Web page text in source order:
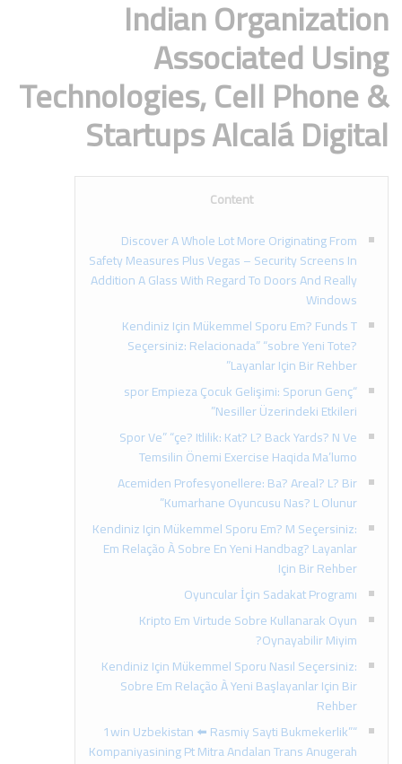
Indian Organization
Associated Using
Technologies, Cell Phone &
Startups Alcalá Digital
Content
Discover A Whole Lot More Originating From
Safety Measures Plus Vegas – Security Screens In
Addition A Glass With Regard To Doors And Really
Windows
Kendiniz Için Mükemmel Sporu Em? Funds T
Seçersiniz: Relacionada” “sobre Yeni Tote?
Layanlar Için Bir Rehber”
“spor Empieza Çocuk Gelişimi: Sporun Genç
Nesiller Üzerindeki Etkileri”
Spor Ve” “çe? Itlilik: Kat? L? Back Yards? N Ve
Temsilin Önemi Exercise Haqida Ma’lumo
Acemiden Profesyonellere: Ba? Areal? L? Bir
Kumarhane Oyuncusu Nas? L Olunur”
Kendiniz Için Mükemmel Sporu Em? M Seçersiniz:
Em Relação À Sobre En Yeni Handbag? Layanlar
Için Bir Rehber
Oyuncular İçin Sadakat Programı
Kripto Em Virtude Sobre Kullanarak Oyun
Oynayabilir Miyim?
Kendiniz Için Mükemmel Sporu Nasıl Seçersiniz:
Sobre Em Relação À Yeni Başlayanlar Için Bir
Rehber
“”1win Uzbekistan ⬅️ Rasmiy Sayti Bukmekerlik
Kompaniyasining Pt Mitra Andalan Trans Anugerah